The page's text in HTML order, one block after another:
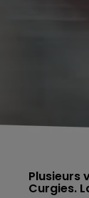
Plusieurs
Curgies.